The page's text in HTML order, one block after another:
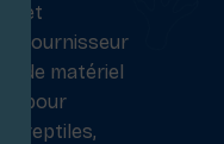
et
fournisseur
de matériel
pour
reptiles,